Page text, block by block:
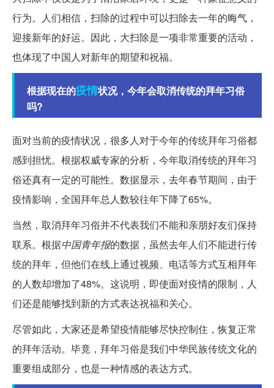
行为。人们相信，扫除的过程中可以扫除去一年的晦气，
迎接新年的好运。因此，大扫除是一项非常重要的活动，
也体现了中国人对新年的期望和祝福。
根据现在的疫情状况，今年会取消传统的拜年习俗
吗?
面对当前的疫情状况，很多人对于今年的传统拜年习俗都
感到担忧。根据权威专家的分析，今年取消传统的拜年习
俗还真有一定的可能性。数据显示，去年春节期间，由于
疫情影响，全国拜年总人数较往年下降了65%。
当然，取消拜年习俗并不代表我们不能和亲朋好友们保持
联系。根据中国青年报的数据，虽然去年人们不能进行传
统的拜年，但他们在线上通过视频、电话等方式互相拜年
的人数却增加了48%。这说明，即使面对疫情的限制，人
们还是能够找到新的方式表达祝福和关心。
尽管如此，大家还是希望疫情能够尽快控制住，恢复正常
的拜年活动。毕竟，拜年习俗是我们中华民族传统文化的
重要组成部分，也是一种情感的表达方式。